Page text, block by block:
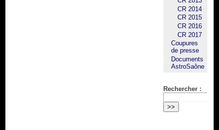
CR 2014
CR 2015
CR 2016
CR 2017
Coupures
de presse
Documents
AstroSaône
Rechercher :